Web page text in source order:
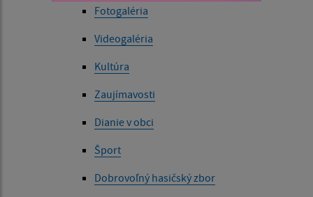
Fotogaléria
Videogaléria
Kultúra
Zaujímavosti
Dianie v obci
Šport
Dobrovoľný hasičský zbor